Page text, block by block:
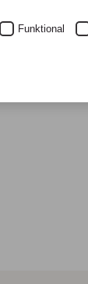
Funktional